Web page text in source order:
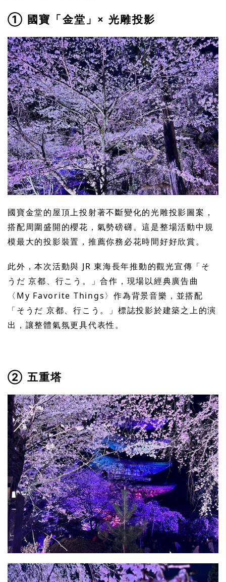
① 國寶「金堂」× 光雕投影
國寶金堂的屋頂上投射著不斷變化的光雕投影圖案，
搭配周圍盛開的櫻花，氣勢磅礴。這是整場活動中規
模最大的投影裝置，推薦你務必花時間好好欣賞。
此外，本次活動與 JR 東海長年推動的觀光宣傳「そ
うだ 京都、行こう。」合作，現場以經典廣告曲
〈My Favorite Things〉作為背景音樂，並搭配
「そうだ 京都、行こう。」標誌投影於建築之上的演
出，讓整體氣氛更具代表性。
② 五重塔